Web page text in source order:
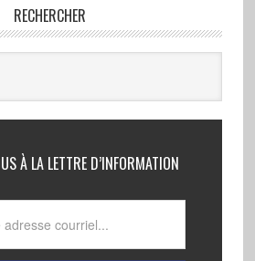
RECHERCHER
À LA LETTRE D’INFORMATION